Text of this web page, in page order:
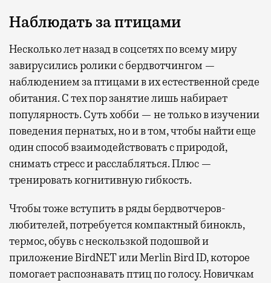
Наблюдать за птицами
Несколько лет назад в соцсетях по всему миру
завирусились ролики с бердвотчингом —
наблюдением за птицами в их естественной среде
обитания. С тех пор занятие лишь набирает
популярность. Суть хобби — не только в изучении
поведения пернатых, но и в том, чтобы найти еще
один способ взаимодействовать с природой,
снимать стресс и расслабляться. Плюс —
тренировать когнитивную гибкость.
Чтобы тоже вступить в ряды бердвотчеров-
любителей, потребуется компактный бинокль,
термос, обувь с нескользкой подошвой и
приложение BirdNET или Merlin Bird ID, которое
помогает распознавать птиц по голосу. Новичкам